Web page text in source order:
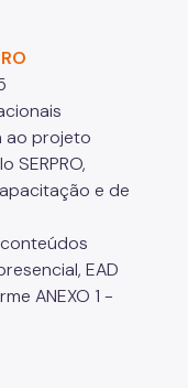
ao projeto
SERPRO,
e de
EAD
ANEXO 1 -